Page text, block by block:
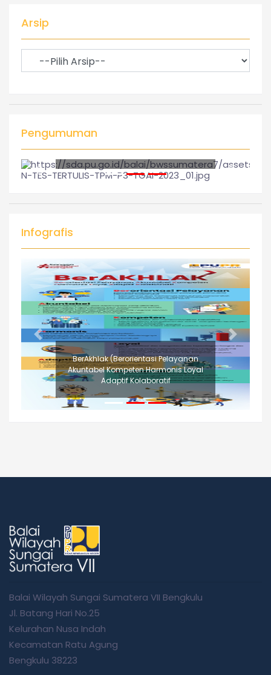
Arsip
Pengumuman
2023
Infografis
BerAkhlak (Berorientasi Pelayanan
Akuntabel Kompeten Harmonis Loyal
Adaptif Kolaboratif
Balai Wilayah Sungai Sumatera VII Bengkulu
Jl. Batang Hari No.25
Kelurahan Nusa Indah
Kecamatan Ratu Agung
Bengkulu 38223